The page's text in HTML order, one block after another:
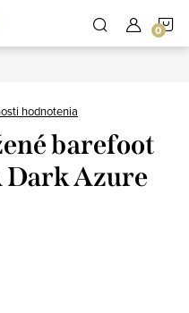
hodnotenia
barefoot
Dark Azure